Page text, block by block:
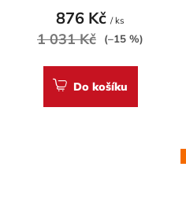
produktu
je
5
876 Kč / ks
1 031 Kč (–15 %)
Do košíku